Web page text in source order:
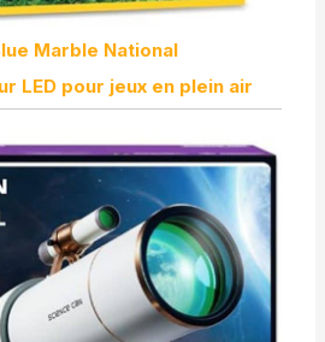
Marble National
LED pour jeux en plein air